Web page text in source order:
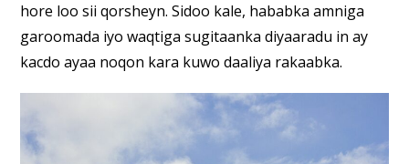
hore loo sii qorsheyn. Sidoo kale, hababka amniga
garoomada iyo waqtiga sugitaanka diyaaradu in ay
kacdo ayaa noqon kara kuwo daaliya rakaabka.